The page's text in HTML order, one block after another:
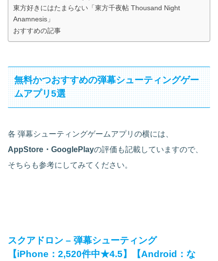
東方好きにはたまらない「東方千夜帖 Thousand Night
Anamnesis」
おすすめの記事
無料かつおすすめの弾幕シューティングゲー
ムアプリ5選
各 弾幕シューティングゲームアプリの横には、
AppStore・GooglePlayの評価も記載していますので、
そちらも参考にしてみてください。
スクアドロン – 弾幕シューティング
【iPhone：2,520件中★4.5】【Android：な